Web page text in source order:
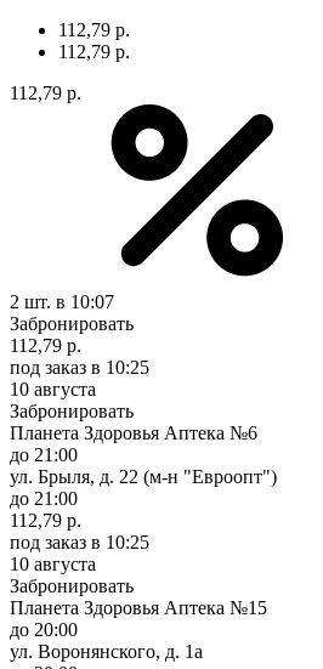
112,79 р.
112,79 р.
112,79 р.
2 шт. в 10:07
Забронировать
112,79 р.
под заказ в 10:25
10 августа
Забронировать
Планета Здоровья Аптека №6
до 21:00
ул. Брыля, д. 22 (м-н "Евроопт")
до 21:00
112,79 р.
под заказ в 10:25
10 августа
Забронировать
Планета Здоровья Аптека №15
до 20:00
ул. Воронянского, д. 1а